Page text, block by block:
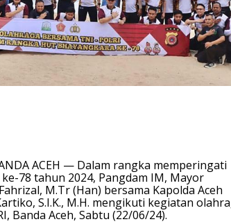
ACEH — Dalam rangka memperingati
78 tahun 2024, Pangdam IM, Mayor
M.Tr (Han) bersama Kapolda Aceh
S.I.K., M.H. mengikuti kegiatan
Banda Aceh, Sabtu (22/06/24).